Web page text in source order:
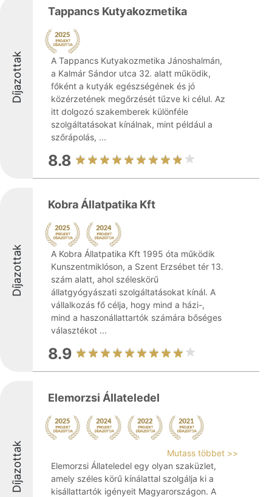
Díjazottak
Tappancs Kutyakozmetika
A Tappancs Kutyakozmetika Jánoshalmán,
a Kalmár Sándor utca 32. alatt működik,
főként a kutyák egészségének és jó
közérzetének megőrzését tűzve ki célul. Az
itt dolgozó szakemberek különféle
szolgáltatásokat kínálnak, mint például a
szőrápolás, ...
8.8
Díjazottak
Kobra Állatpatika Kft
A Kobra Állatpatika Kft 1995 óta működik
Kunszentmiklóson, a Szent Erzsébet tér 13.
szám alatt, ahol széleskörű
állatgyógyászati szolgáltatásokat kínál. A
vállalkozás fő célja, hogy mind a házi-,
mind a haszonállattartók számára bőséges
választékot ...
8.9
Díjazottak
Elemorzsi Állateledel
Mutass többet >>
Elemorzsi Állateledel egy olyan szaküzlet,
amely széles körű kínálattal szolgálja ki a
kisállattartók igényeit Magyarországon. A